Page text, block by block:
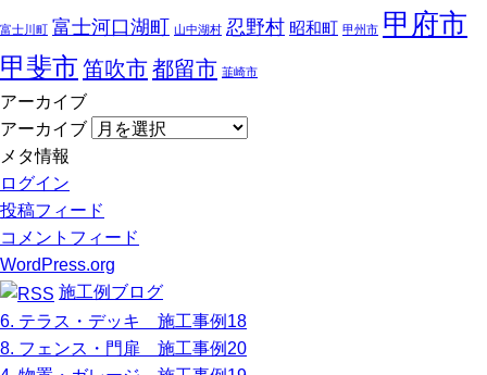
富士川町 富士河口湖町 山中湖村 忍野村 昭和町 甲州市 甲府市
甲斐市 笛吹市都留市 韮崎市
アーカイブ
アーカイブ
メタ情報
ログイン
投稿フィード
コメントフィード
WordPress.org
施工例ブログ
6. テラス・デッキ 施工事例18
8. フェンス・門扉 施工事例20